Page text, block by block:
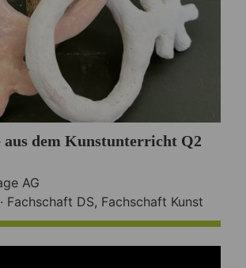
aus dem Kunstunterricht Q2
AG
Fachschaft DS, Fachschaft Kunst